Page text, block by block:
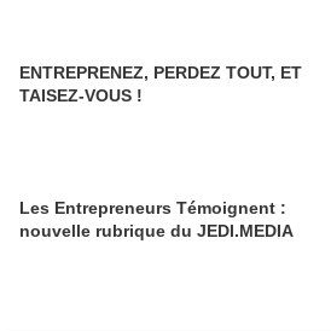
ENTREPRENEZ, PERDEZ TOUT, ET
TAISEZ-VOUS !
Les Entrepreneurs Témoignent :
nouvelle rubrique du JEDI.MEDIA